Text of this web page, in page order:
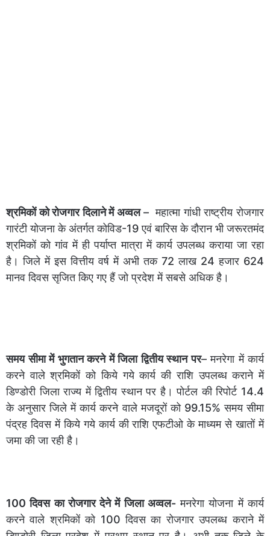
श्रमिकों को रोजगार दिलाने में अव्वल– महात्मा गांधी राष्ट्रीय रोजगार
गारंटी योजना के अंतर्गत कोविड-19 एवं बारिस के दौरान भी जरूरतमंद
श्रमिकों को गांव में ही पर्याप्त मात्रा में कार्य उपलब्ध कराया जा रहा
है। जिले में इस वित्तीय वर्ष में अभी तक 72 लाख 24 हजार 624
मानव दिवस सृजित किए गए हैं जो प्रदेश में सबसे अधिक है।
समय सीमा में भुगतान करने में जिला द्वितीय स्थान पर– मनरेगा में कार्य
करने वाले श्रमिकों को किये गये कार्य की राशि उपलब्ध कराने में
डिण्डोरी जिला राज्य में द्वितीय स्थान पर है। पोर्टल की रिपोर्ट 14.4
के अनुसार जिले में कार्य करने वाले मजदूरों को 99.15% समय सीमा
पंद्रह दिवस में किये गये कार्य की राशि एफटीओ के माध्यम से खातों में
जमा की जा रही है।
100 दिवस का रोजगार देने में जिला अव्वल-मनरेगा योजना में कार्य
करने वाले श्रमिकों को 100 दिवस का रोजगार उपलब्ध कराने में